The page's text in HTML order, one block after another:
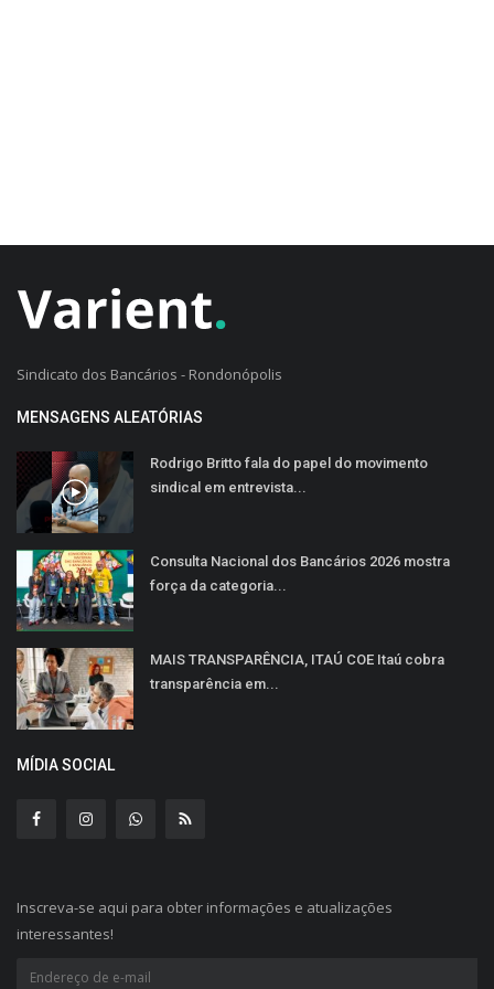
Sindicato dos Bancários - Rondonópolis
MENSAGENS ALEATÓRIAS
Rodrigo Britto fala do papel do movimento
sindical em entrevista...
Consulta Nacional dos Bancários 2026 mostra
força da categoria...
MAIS TRANSPARÊNCIA, ITAÚ COE Itaú cobra
transparência em...
MÍDIA SOCIAL
Inscreva-se aqui para obter informações e atualizações
interessantes!